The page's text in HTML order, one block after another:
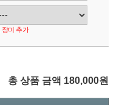
장미 추가
총 상품 금액 180,000원